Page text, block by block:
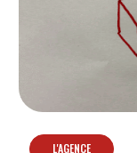
L'AGENCE